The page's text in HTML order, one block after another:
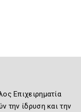
Επιχειρηματία
την ίδρυση και την